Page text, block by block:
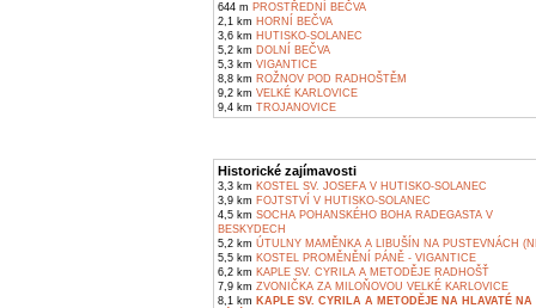
644 m PROSTŘEDNÍ BEČVA
2,1 km HORNÍ BEČVA
3,6 km HUTISKO-SOLANEC
5,2 km DOLNÍ BEČVA
5,3 km VIGANTICE
8,8 km ROŽNOV POD RADHOŠTĚM
9,2 km VELKÉ KARLOVICE
9,4 km TROJANOVICE
Historické zajímavosti
3,3 km KOSTEL SV. JOSEFA V HUTISKO-SOLANEC
3,9 km FOJTSTVÍ V HUTISKO-SOLANEC
4,5 km SOCHA POHANSKÉHO BOHA RADEGASTA V
BESKYDECH
5,2 km ÚTULNY MAMĚNKA A LIBUŠÍN NA PUSTEVNÁCH
5,5 km KOSTEL PROMĚNĚNÍ PÁNĚ - VIGANTICE
6,2 km KAPLE SV. CYRILA A METODĚJE RADHOŠŤ
7,9 km ZVONIČKA ZA MILOŇOVOU VELKÉ KARLOVICE
8,1 km KAPLE SV. CYRILA A METODĚJE NA HLAVATÉ NA